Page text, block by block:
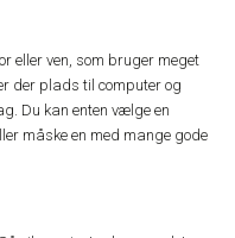
eller ven, som bruger meget
der plads til computer og
Du kan enten vælge en
måske en med mange gode